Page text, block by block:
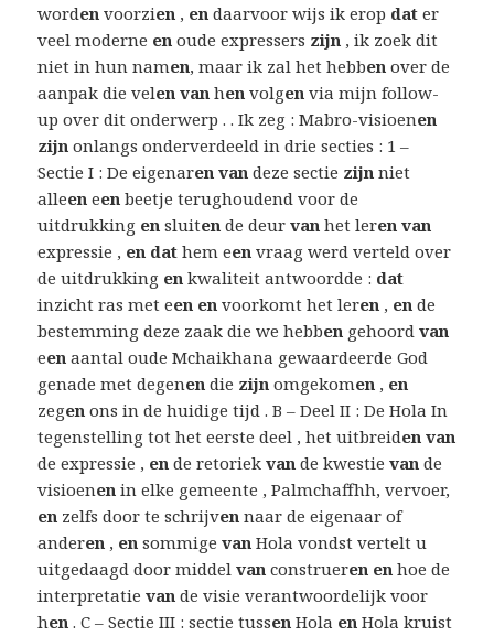
worden voorzien , en daarvoor wijs ik erop dat er
veel moderne en oude expressers zijn , ik zoek dit
niet in hun namen, maar ik zal het hebben over de
aanpak die velen van hen volgen via mijn follow-
up over dit onderwerp . . Ik zeg : Mabro-visioenen
zijn onlangs onderverdeeld in drie secties : 1 –
Sectie I : De eigenaren van deze sectie zijn niet
alleen een beetje terughoudend voor de
uitdrukking en sluiten de deurvan het leren van
expressie , en dat hem een vraag werd verteld over
de uitdrukking en kwaliteit antwoordde : dat
inzicht ras met een en voorkomt het leren , en de
bestemming deze zaak die we hebben gehoordvan
een aantal oude Mchaikhana gewaardeerde God
genade met degenen die zijn omgekomen , en
zegen ons in de huidige tijd . B – Deel II : De Hola In
tegenstelling tot het eerste deel , het uitbreiden van
de expressie , en de retoriekvan de kwestievan de
visioenen in elke gemeente , Palmchaffhh, vervoer,
en zelfs door te schrijven naar de eigenaar of
anderen , en sommigevan Hola vondst vertelt u
uitgedaagd door middelvan construeren en hoe de
interpretatievan de visie verantwoordelijk voor
hen . C – Sectie III : sectie tussen Hola en Hola kruist